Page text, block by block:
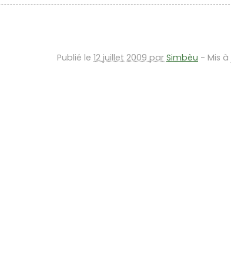
Publié le 12 juillet 2009 par Simbèu - Mis à